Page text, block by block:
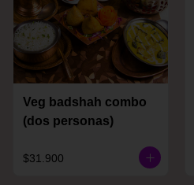
Veg badshah combo
(dos personas)
$31.900